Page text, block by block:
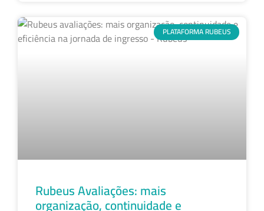
PLATAFORMA RUBEUS
Rubeus Avaliações: mais
organização, continuidade e